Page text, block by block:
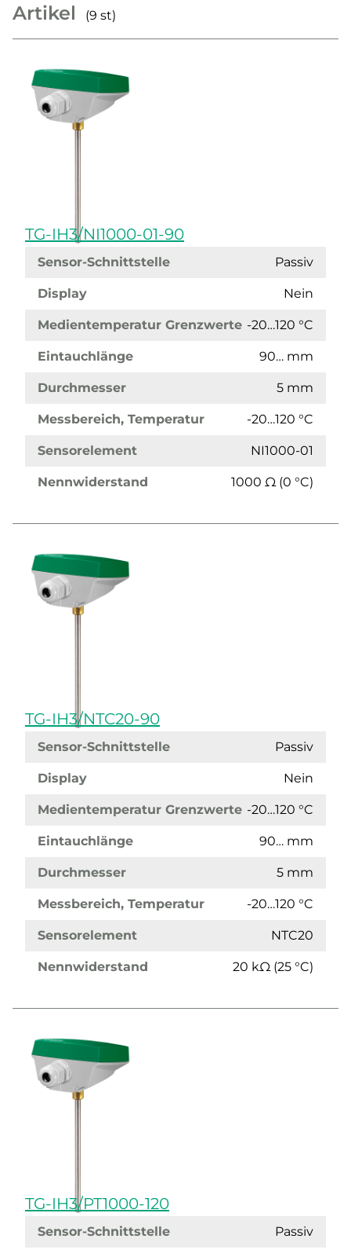
Artikel (9 st)
TG-IH3/NI1000-01-90
Sensor-Schnittstelle Passiv
Display Nein
Medientemperatur Grenzwerte -20…120 °C
Eintauchlänge 90… mm
Durchmesser 5 mm
Messbereich, Temperatur -20…120 °C
Sensorelement NI1000-01
Nennwiderstand 1000 Ω (0 °C)
TG-IH3/NTC20-90
Sensor-Schnittstelle Passiv
Display Nein
Medientemperatur Grenzwerte -20…120 °C
Eintauchlänge 90… mm
Durchmesser 5 mm
Messbereich, Temperatur -20…120 °C
Sensorelement NTC20
Nennwiderstand 20 kΩ (25 °C)
TG-IH3/PT1000-120
Sensor-Schnittstelle Passiv